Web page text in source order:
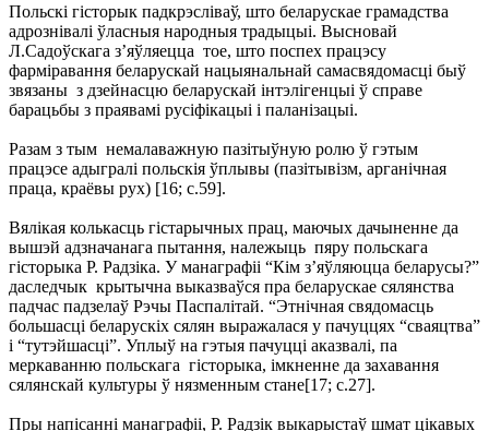
Польскі гісторык падкрэсліваў, што беларускае грамадства
адрознівалі ўласныя народныя традыцыі. Высновай
Л.Садоўскага з’яўляецца тое, што поспех працэсу
фарміравання беларускай нацыянальнай самасвядомасці быў
звязаны з дзейнасцю беларускай інтэлігенцыі ў справе
барацьбы з праявамі русіфікацыі і паланізацыі.
Разам з тым немалаважную пазітыўную ролю ў гэтым
працэсе адыгралі польскія ўплывы (пазітывізм, арганічная
праца, краёвы рух) [16; с.59].
Вялікая колькасць гістарычных прац, маючых дачыненне да
вышэй адзначанага пытання, належыць пяру польскага
гісторыка Р. Радзіка. У манаграфіі “Кім з’яўляюцца беларусы?”
даследчык крытычна выказваўся пра беларускае сялянства
падчас падзелаў Рэчы Паспалітай. “Этнічная свядомасць
большасці беларускіх сялян выражалася у пачуццях “сваяцтва”
і “тутэйшасці”. Уплыў на гэтыя пачуцці аказвалі, па
меркаванню польскага гісторыка, імкненне да захавання
сялянскай культуры ў нязменным стане[17; с.27].
Пры напісанні манаграфіі, Р. Радзік выкарыстаў шмат цікавых